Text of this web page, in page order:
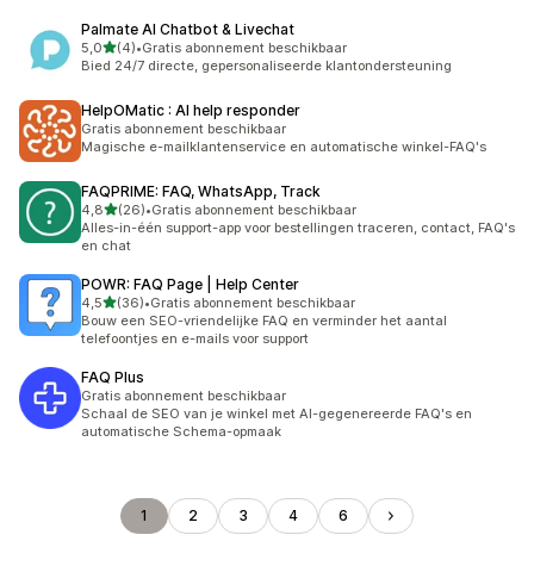
Palmate AI Chatbot & Livechat
5,0van 5 sterren
(4)
4 recensies in totaal
•Gratis abonnement beschikbaar
Bied 24/7 directe, gepersonaliseerde klantondersteuning
HelpOMatic : AI help responder
Gratis abonnement beschikbaar
Magische e-mailklantenservice en automatische winkel-FAQ's
FAQPRIME: FAQ, WhatsApp, Track
4,8van 5 sterren
(26)
26 recensies in totaal
•Gratis abonnement beschikbaar
Alles-in-één support-app voor bestellingen traceren, contact, FAQ's
en chat
POWR: FAQ Page | Help Center
4,5van 5 sterren
(36)
36 recensies in totaal
•Gratis abonnement beschikbaar
Bouw een SEO-vriendelijke FAQ en verminder het aantal
telefoontjes en e-mails voor support
FAQ Plus
Gratis abonnement beschikbaar
Schaal de SEO van je winkel met AI-gegenereerde FAQ's en
automatische Schema-opmaak
1 2 3 4 6